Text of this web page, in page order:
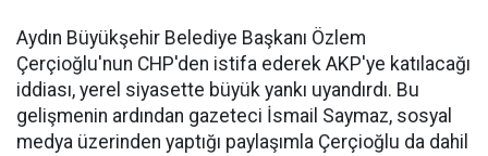
Aydın Büyükşehir Belediye Başkanı Özlem
Çerçioğlu'nun CHP'den istifa ederek AKP'ye katılacağı
iddiası, yerel siyasette büyük yankı uyandırdı. Bu
gelişmenin ardından gazeteci İsmail Saymaz, sosyal
medya üzerinden yaptığı paylaşımla Çerçioğlu da dahil